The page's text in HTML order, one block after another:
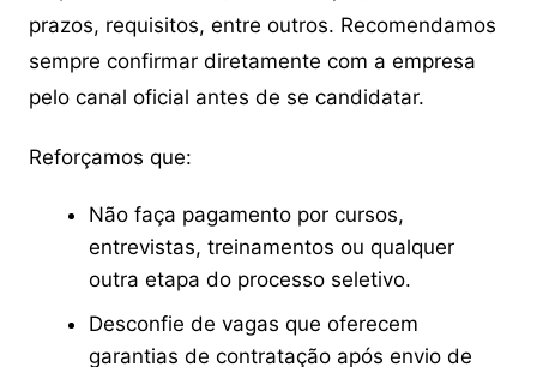
prazos, requisitos, entre outros. Recomendamos
sempre confirmar diretamente com a empresa
pelo canal oficial antes de se candidatar.
Reforçamos que:
Não faça pagamento por cursos,
entrevistas, treinamentos ou qualquer
outra etapa do processo seletivo.
Desconfie de vagas que oferecem
garantias de contratação após envio de